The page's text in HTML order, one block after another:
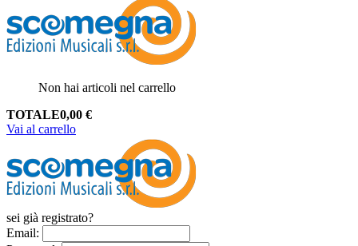
Non hai articoli nel carrello
TOTALE0,00 €
Vai al carrello
sei già registrato?
Email: